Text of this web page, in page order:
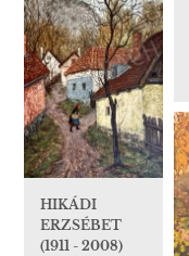
HIKÁDI
ERZSÉBET
(1911 - 2008)